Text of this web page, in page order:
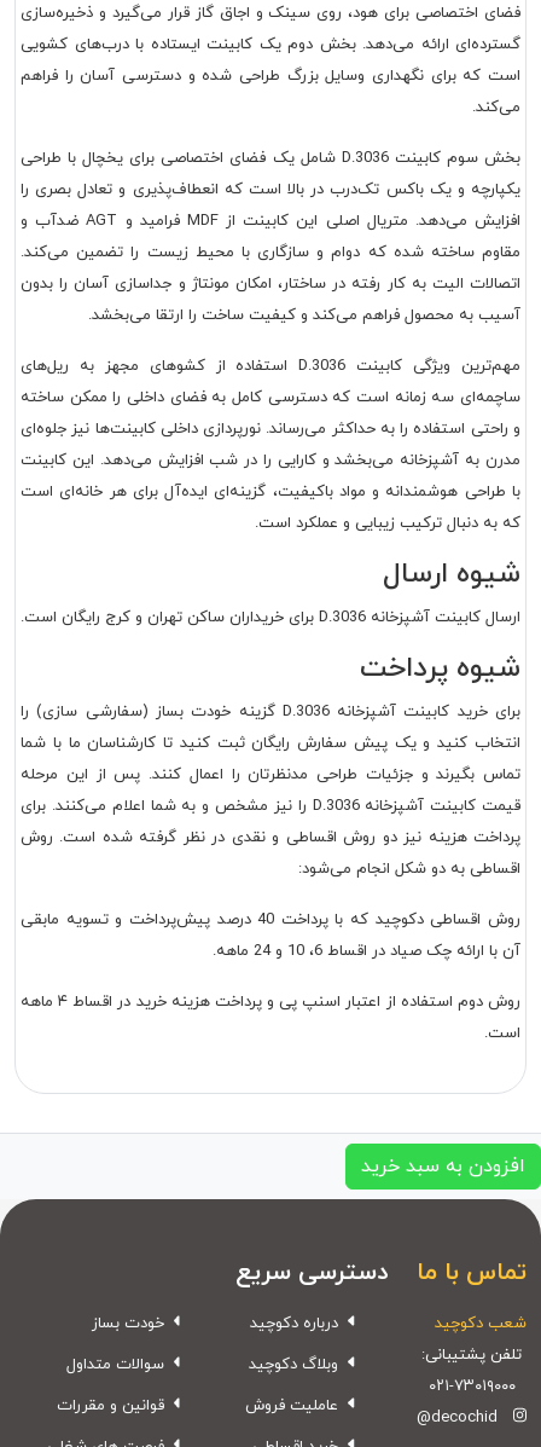
فضای اختصاصی برای هود، روی سینک و اجاق گاز قرار می‌گیرد و ذخیره‌سازی
گسترده‌ای ارائه می‌دهد. بخش دوم یک کابینت ایستاده با درب‌های کشویی
است که برای نگهداری وسایل بزرگ طراحی شده و دسترسی آسان را فراهم
می‌کند.
بخش سوم کابینت D.3036 شامل یک فضای اختصاصی برای یخچال با طراحی
یکپارچه و یک باکس تک‌درب در بالا است که انعطاف‌پذیری و تعادل بصری را
افزایش می‌دهد. متریال اصلی این کابینت از MDF فرامید و AGT ضدآب و
مقاوم ساخته شده که دوام و سازگاری با محیط زیست را تضمین می‌کند.
اتصالات الیت به کار رفته در ساختار، امکان مونتاژ و جداسازی آسان را بدون
آسیب به محصول فراهم می‌کند و کیفیت ساخت را ارتقا می‌بخشد.
مهم‌ترین ویژگی کابینت D.3036 استفاده از کشوهای مجهز به ریل‌های
ساچمه‌ای سه زمانه است که دسترسی کامل به فضای داخلی را ممکن ساخته
و راحتی استفاده را به حداکثر می‌رساند. نورپردازی داخلی کابینت‌ها نیز جلوه‌ای
مدرن به آشپزخانه می‌بخشد و کارایی را در شب افزایش می‌دهد. این کابینت
با طراحی هوشمندانه و مواد باکیفیت، گزینه‌ای ایده‌آل برای هر خانه‌ای است
که به دنبال ترکیب زیبایی و عملکرد است.
شیوه ارسال
ارسال کابینت آشپزخانه D.3036 برای خریداران ساکن تهران و کرج رایگان است.
شیوه پرداخت
برای خرید کابینت آشپزخانه D.3036 گزینه خودت بساز (سفارشی سازی) را
انتخاب کنید و یک پیش سفارش رایگان ثبت کنید تا کارشناسان ما با شما
تماس بگیرند و جزئیات طراحی مدنظرتان را اعمال کنند. پس از این مرحله
قیمت کابینت آشپزخانه D.3036 را نیز مشخص و به شما اعلام می‌کنند. برای
پرداخت هزینه نیز دو روش اقساطی و نقدی در نظر گرفته شده است. روش
اقساطی به دو شکل انجام می‌شود:
روش اقساطی دکوچید که با پرداخت 40 درصد پیش‌پرداخت و تسویه مابقی
آن با ارائه چک صیاد در اقساط 6، 10 و 24 ماهه.
روش دوم استفاده از اعتبار اسنپ پی و پرداخت هزینه خرید در اقساط ۴ ماهه
است.
افزودن به سبد خرید
تماس با ما
شعب دکوچید
تلفن پشتیبانی:
۰۲۱-۷۳۰۱۹۰۰۰
@decochid
دسترسی سریع
درباره دکوچید
وبلاگ دکوچید
عاملیت فروش
خودت بساز
سوالات متداول
قوانین و مقررات